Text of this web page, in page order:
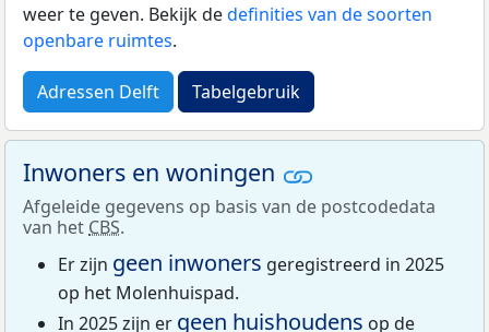
weer te geven. Bekijk dedefinities van de soorten
openbare ruimtes.
Adressen Delft Tabelgebruik
Inwoners en woningen
Afgeleide gegevens op basis van de postcodedata
van het CBS.
Er zijn geen inwoners geregistreerd in 2025
op het Molenhuispad.
In 2025 zijn er geen huishoudens op de